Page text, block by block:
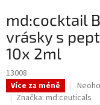
md:cocktail
vrásky s
10x 2ml
13008
Více za méně
Značka: md:ceuticals